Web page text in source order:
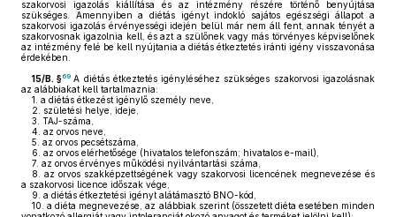
szakorvosi igazolás kiállítása és az intézmény részére történő benyújtása
szükséges. Amennyiben a diétás igényt indokló sajátos egészségi állapot a
szakorvosi igazolás érvényességi idején belül már nem áll fent, annak tényét a
szakorvosnak igazolnia kell, és azt a szülőnek vagy más törvényes képviselőnek
az intézmény felé be kell nyújtania a diétás étkeztetés iránti igény visszavonása
érdekében.
15/B. §69 A diétás étkeztetés igényléséhez szükséges szakorvosi igazolásnak
az alábbiakat kell tartalmaznia:
1. a diétás étkezést igénylő személy neve,
2.
születési helye, ideje,
3. TAJ-száma,
4. az orvos neve,
5. az orvos pecsétszáma,
6. az orvos elérhetősége (hivatalos telefonszám; hivatalos e-mail),
7. az orvos érvényes működési nyilvántartási száma,
8.
az orvos szakképzettségének vagy szakorvosi licencének megnevezése és
a szakorvosi licence időszak vége,
9. a diétás étkeztetési igényt alátámasztó BNO-kód,
10. a diéta megnevezése, az alábbiak szerint (összetett diéta esetében minden